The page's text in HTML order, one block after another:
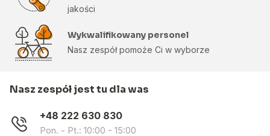
jakości
Wykwalifikowany personel
Nasz zespół pomoże Ci w wyborze
Nasz zespół jest tu dla was
+48 222 630 830
Pon. - Pt.: 10:00 - 15:00